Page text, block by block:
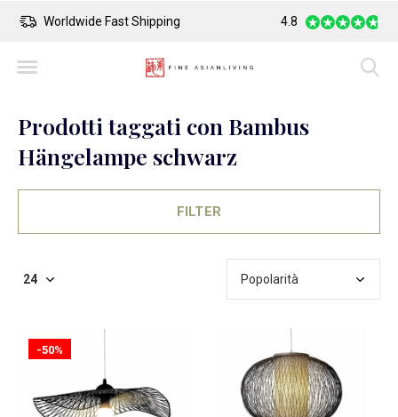
Worldwide Fast Shipping Safe Payment
4.8
Prodotti taggati con Bambus
Hängelampe schwarz
FILTER
-50%